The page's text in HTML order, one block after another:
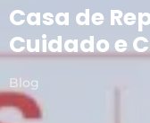
Casa de
Cuidado e
Blog